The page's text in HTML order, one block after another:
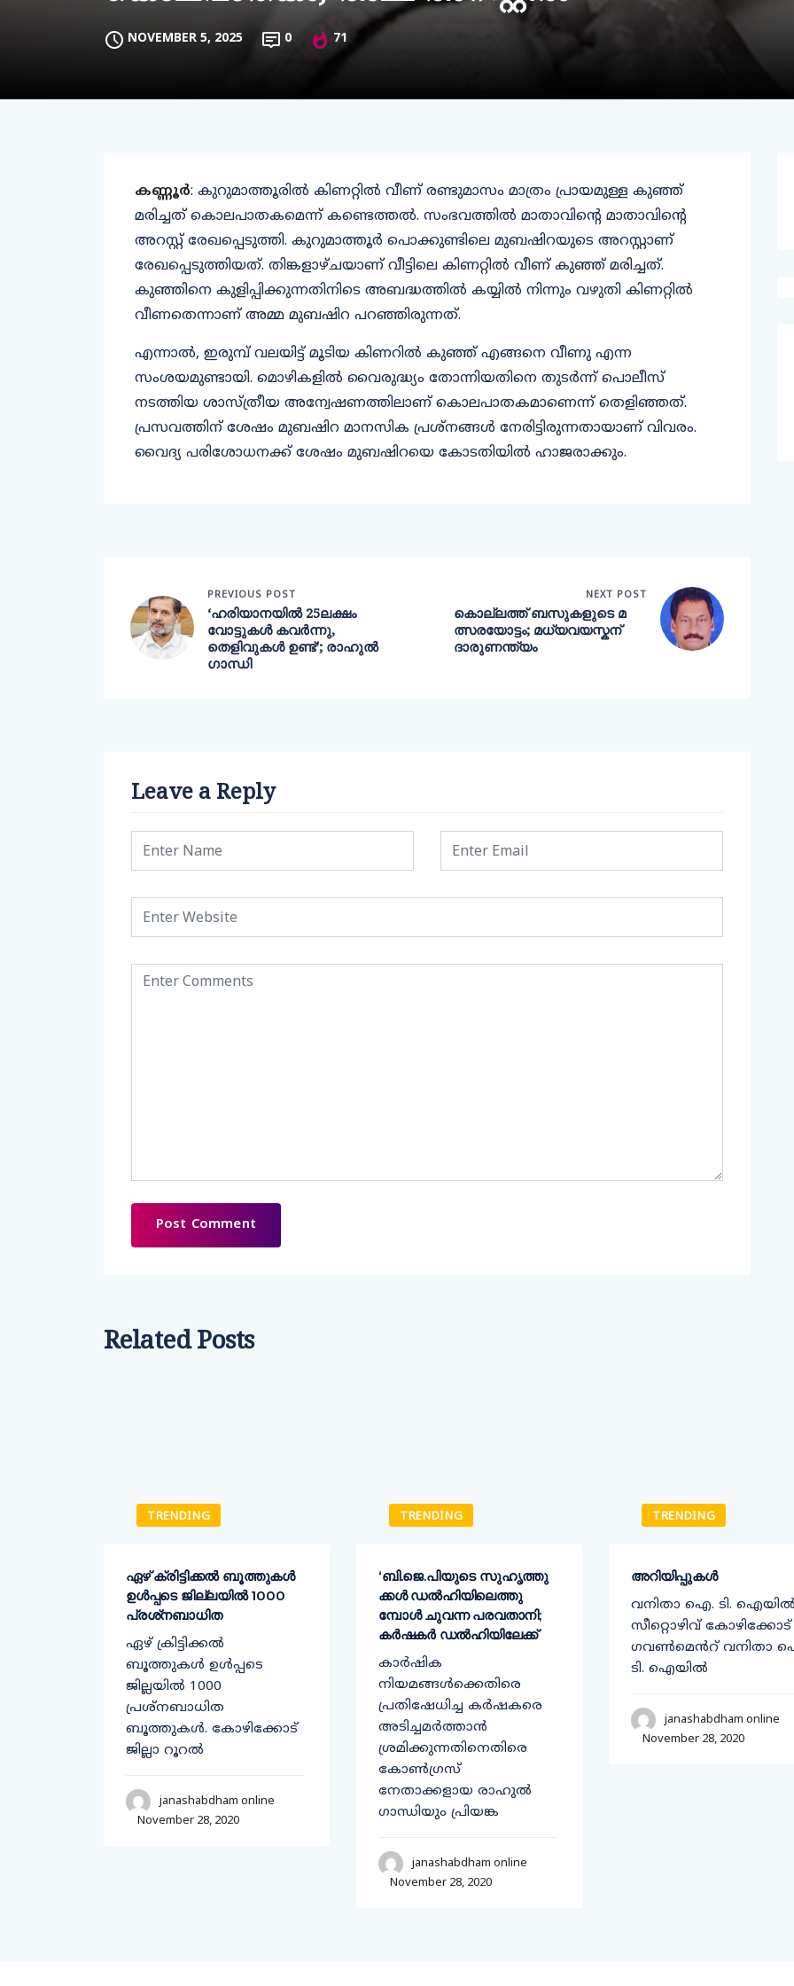
NOVEMBER 5, 2025 0 71
കണ്ണൂർ: കുറുമാത്തൂരിൽ കിണറ്റിൽ വീണ് രണ്ടുമാസം മാത്രം പ്രായമുള്ള കുഞ്ഞ്
മരിച്ചത് കൊലപാതകമെന്ന് കണ്ടെത്തൽ. സംഭവത്തിൽ മാതാവിന്റെ മാതാവിൻ്റെ
അറസ്റ്റ് രേഖപ്പെടുത്തി. കുറുമാത്തൂർ പൊക്കുണ്ടിലെ മുബഷിറയുടെ അറസ്റ്റാണ്
രേഖപ്പെടുത്തിയത്. തിങ്കളാഴ്ചയാണ് വീട്ടിലെ കിണറ്റിൽ വീണ് കുഞ്ഞ് മരിച്ചത്.
കുഞ്ഞിനെ കുളിപ്പിക്കുന്നതിനിടെ അബദ്ധത്തിൽ കയ്യിൽ നിന്നും വ‍ഴുതി കിണറ്റിൽ
വീണതെന്നാണ് അമ്മ മുബഷിറ പറഞ്ഞിരുന്നത്.
എന്നാൽ, ഇരുമ്പ് വലയിട്ട് മൂടിയ കിണറിൽ കുഞ്ഞ് എങ്ങനെ വീണു എന്ന
സംശയമുണ്ടായി. മൊഴികളിൽ വൈരുദ്ധ്യം തോന്നിയതിനെ തുടർന്ന് പൊലീസ്
നടത്തിയ ശാസ്‌ത്രീയ അന്വേഷണത്തിലാണ് കൊലപാതകമാണെന്ന് തെളിഞ്ഞത്.
പ്രസവത്തിന് ശേഷം മുബഷിറ മാനസിക പ്രശ്നങ്ങൾ നേരിട്ടിരുന്നതായാണ് വിവരം.
വൈദ്യ പരിശോധനക്ക് ശേഷം മുബഷിറയെ കോടതിയിൽ ഹാജരാക്കും.
PREVIOUS POST
‘ഹരിയാനയിൽ 25ലക്ഷം
വോട്ടുകൾ കവർന്നു,
തെളിവുകൾ ഉണ്ട്’; രാഹുൽ ​
ഗാന്ധി
NEXT POST
കൊല്ലത്ത് ബസുകളുടെ മ
ത്സരയോട്ടം; മധ്യവയസ്കന്
ദാരുണന്ത്യം
Leave a Reply
Related Posts
TRENDING
ഏഴ് ക്രിട്ടിക്കല്‍ ബൂത്തുകള്‍
ഉള്‍പ്പടെ ജില്ലയില്‍ 1000
പ്രശ്‌നബാധിത
ഏഴ് ക്രിട്ടിക്കല്‍
ബൂത്തുകള്‍ ഉള്‍പ്പടെ
ജില്ലയില്‍ 1000
പ്രശ്‌നബാധിത
ബൂത്തുകള്‍. കോഴിക്കോട്
ജില്ലാ റൂറല്‍
janashabdham online
November 28, 2020
TRENDING
‘ബി​.ജെ.പിയുടെ സുഹൃത്തു​
ക്കൾ ഡൽഹിയിലെത്തു​
മ്പോൾ ചുവന്ന പരവതാനി;
കർഷകർ ഡൽഹിയിലേക്ക്​
കാർഷിക
നിയമങ്ങൾക്കെതിരെ
പ്രതിഷേധിച്ച കർഷകരെ
അടിച്ചമർത്താൻ
ശ്രമിക്കുന്നതിനെതിരെ
കോൺഗ്രസ്​
നേതാക്കളായ രാഹുൽ
ഗാന്ധിയും പ്രിയങ്ക
janashabdham online
November 28, 2020
TRENDING
അറിയിപ്പുകൾ
വനിതാ ഐ. ടി. ഐയിൽ
സീറ്റൊഴിവ് കോഴിക്കോട്
ഗവൺമെൻറ് വനിതാ
ടി. ഐയിൽ
janashabdham online
November 28, 2020